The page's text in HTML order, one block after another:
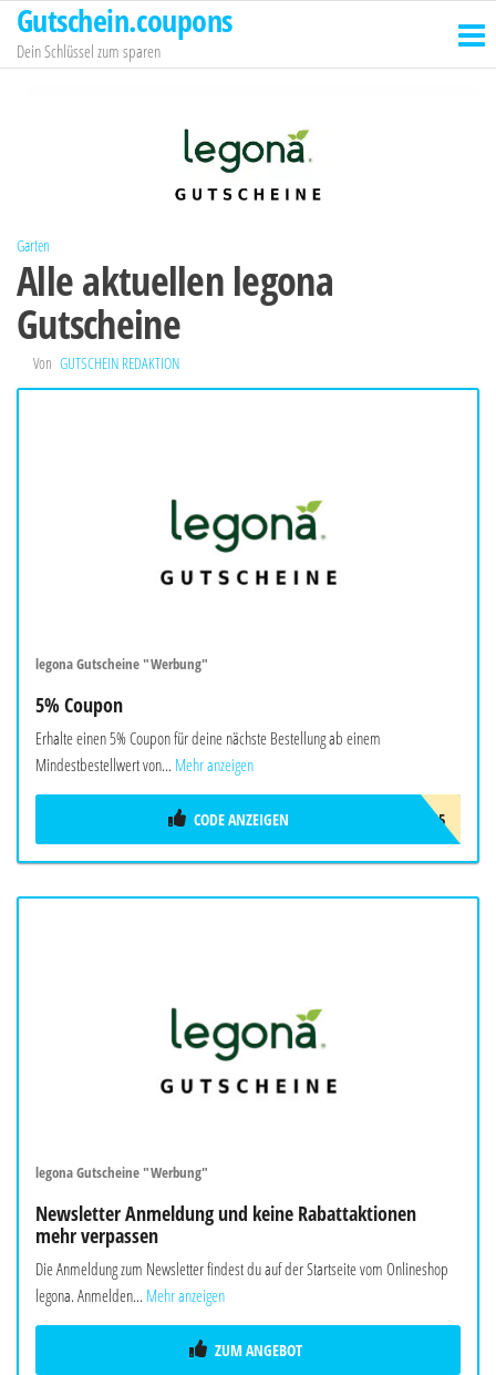
Zum
Inhalt
springen
Gutschein.coupons
Dein Schlüssel zum sparen
Garten
Alle aktuellen legona
Gutscheine
Von GUTSCHEIN REDAKTION
legona Gutscheine "Werbung"
5% Coupon
Erhalte einen 5% Coupon für deine nächste Bestellung ab einem
Mindestbestellwert von... Mehr anzeigen
LEGON5
CODE ANZEIGEN
legona Gutscheine "Werbung"
Newsletter Anmeldung und keine Rabattaktionen
mehr verpassen
Die Anmeldung zum Newsletter findest du auf der Startseite vom Onlineshop
legona. Anmelden... Mehr anzeigen
ZUM ANGEBOT